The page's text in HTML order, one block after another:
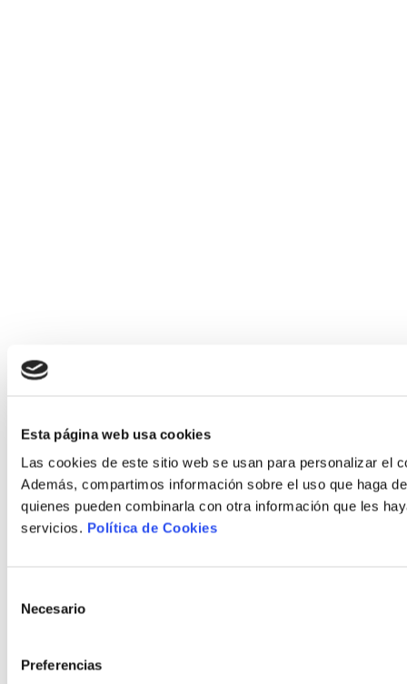
Esta página web usa cookies
Las cookies de este sitio web se usan para personalizar el
Además, compartimos información sobre el uso que haga
quienes pueden combinarla con otra información que les
servicios. Política de Cookies
Necesario
Preferencias